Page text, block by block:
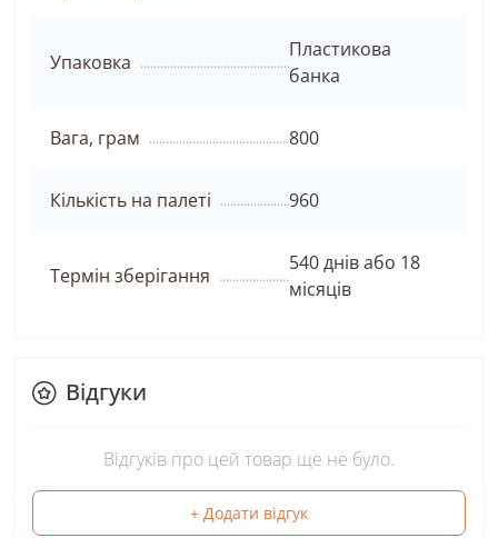
Упаковка
Пластикова
банка
Вага, грам 800
Кількість на палеті 960
Термін зберігання
540 днів або 18
місяців
Відгуки
Відгуків про цей товар ще не було.
+ Додати відгук